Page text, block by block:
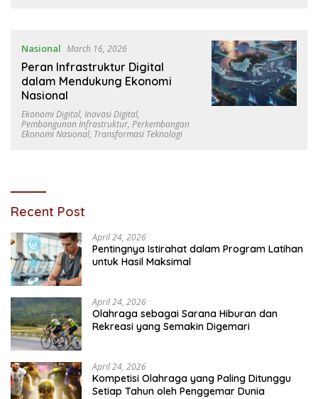
Nasional March 16, 2026
Peran Infrastruktur Digital
dalam Mendukung Ekonomi
Nasional
Ekonomi Digital, Inovasi Digital,
Pembangunan Infrastruktur, Perkembangan
Ekonomi Nasional, Transformasi Teknologi
Recent Post
April 24, 2026
Pentingnya Istirahat dalam Program Latihan
untuk Hasil Maksimal
April 24, 2026
Olahraga sebagai Sarana Hiburan dan
Rekreasi yang Semakin Digemari
April 24, 2026
Kompetisi Olahraga yang Paling Ditunggu
Setiap Tahun oleh Penggemar Dunia